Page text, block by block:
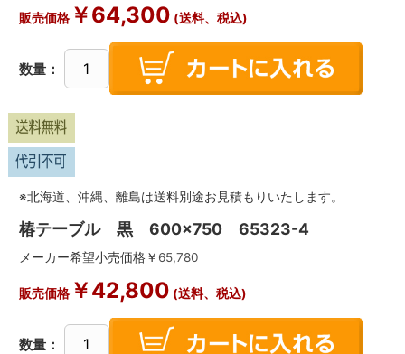
販売価格￥64,300 (送料、税込)
数量：
※北海道、沖縄、離島は送料別途お見積もりいたします。
椿テーブル 黒 600×750 65323-4
メーカー希望小売価格￥ 65,780
販売価格￥42,800 (送料、税込)
数量：